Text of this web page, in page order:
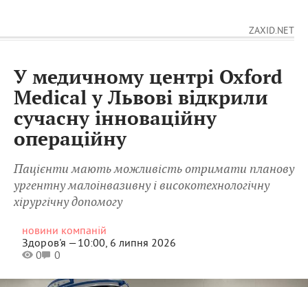
ZAXID.NET
У медичному центрі Oxford
Medical у Львові відкрили
сучасну інноваційну
операційну
Пацієнти мають можливість отримати планову
ургентну малоінвазивну і високотехнологічну
хірургічну допомогу
новини компаній
Здоров'я —10:00, 6 липня 2026
0
0